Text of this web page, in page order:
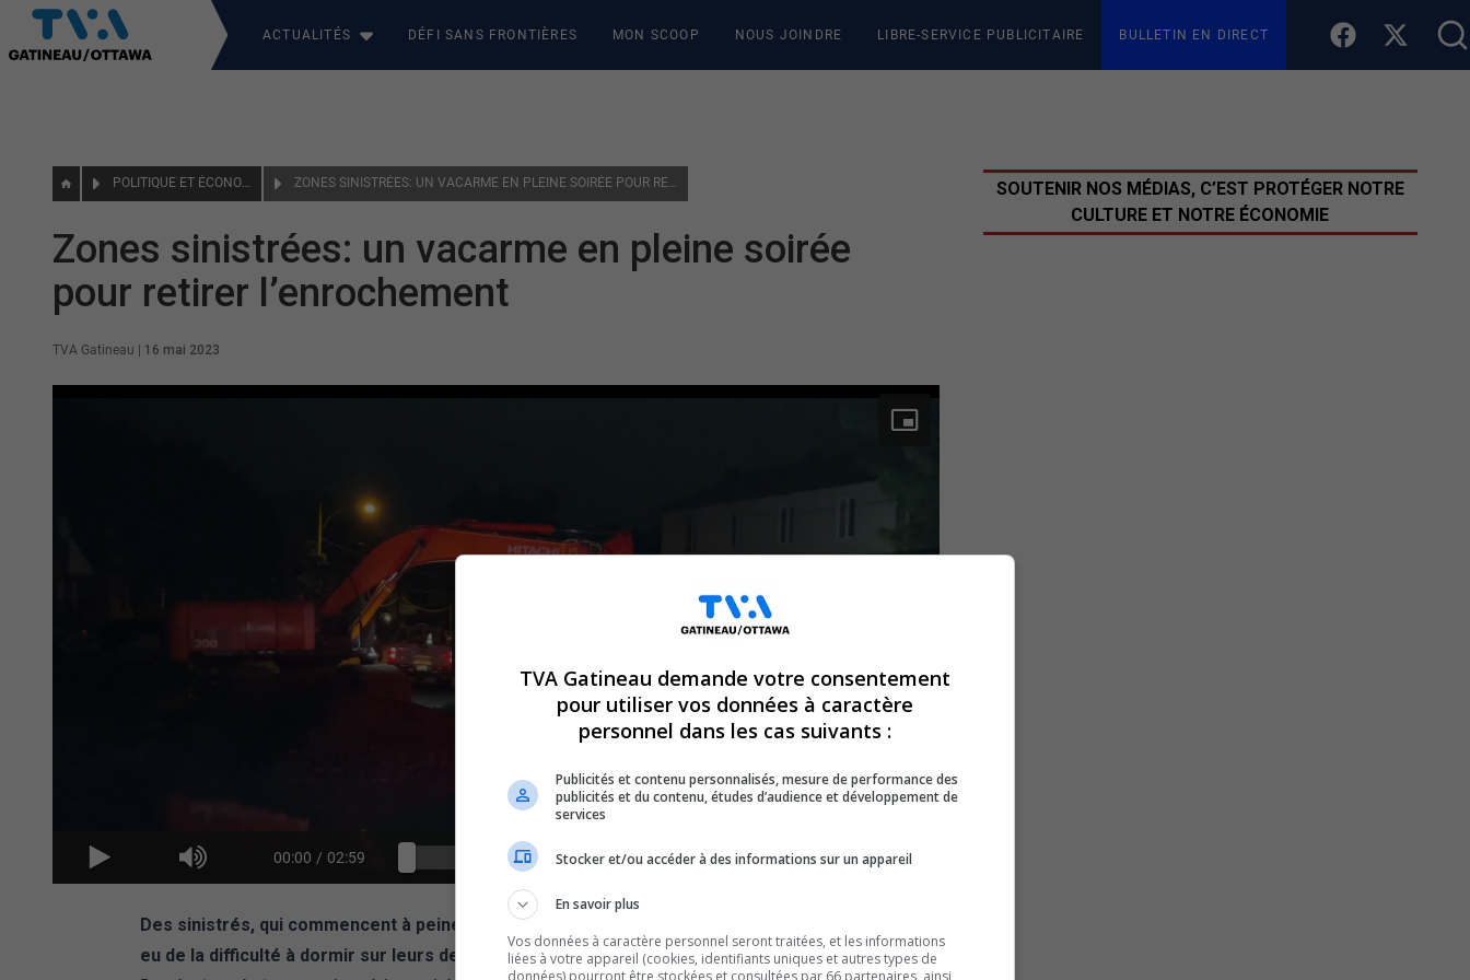
ACTUALITÉS DÉFI SANS FRONTIÈRES MON SCOOP NOUS JOINDRE LIBRE-SERVICE PUBLICITAIRE BULLETIN EN DIRECT
POLITIQUE ET ÉCONOMIE ZONES SINISTRÉES: UN VACARME EN PLEINE SOIRÉE POUR RETIRER L’ENROCHEMENT
Zones sinistrées: un vacarme en pleine soirée
pour retirer l’enrochement
TVA Gatineau 16 mai 2023
00:00 / 02:59
Des sinistrés, qui commencent à peine à se remettre des inondations, semblent avoir
eu de la difficulté à dormir sur leurs deux oreilles lundi soir.
SOUTENIR NOS MÉDIAS, C’EST PROTÉGER NOTRE
CULTURE ET NOTRE ÉCONOMIE
TVA Gatineau demande votre consentement
pour utiliser vos données à caractère
personnel dans les cas suivants :
Publicités et contenu personnalisés, mesure de performance des
publicités et du contenu, études d’audience et développement de
services
Stocker et/ou accéder à des informations sur un appareil
En savoir plus
Vos données à caractère personnel seront traitées, et les informations
liées à votre appareil (cookies, identifiants uniques et autres types de
données) pourront être stockées et consultées par 66 partenaires, ainsi